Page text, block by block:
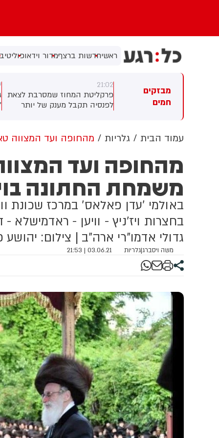
ראשיחדשות ברצףמדור וידאופוליטי
מבזקים
חמים
המחוז שמסרבת לצאת
תקבל מענק של יותר
שקלים בתמורה לפרישה
20:49
גורם אמריקני ל-i24NEWS:
"אמרנו לישראלים שאי אפשר
עמוד הבית גלריות מהחופה ועד המצווה
מהחופה ועד
משמחת החתונה
באולמי 'עדן פאלאס' במרכז שכונת
בחצרות ויז'ניץ - וויען -
גדולי אדמו"רי ארה"ב | צילום: יהושע
משה ויסברג|גלריות 03.06.21 | 21:53